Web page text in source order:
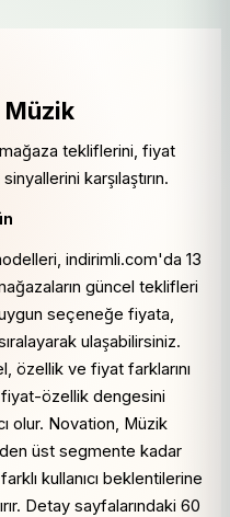
Müzik
tekliflerini, fiyat
karşılaştırın.
indirimli.com'da 13
güncel teklifleri
uygun seçeneğe fiyata,
ulaşabilirsiniz.
özellik ve fiyat farklarını
özellik dengesini
olur. Novation, Müzik
üst segmente kadar
kullanıcı beklentilerine
Detay sayfalarındaki 60